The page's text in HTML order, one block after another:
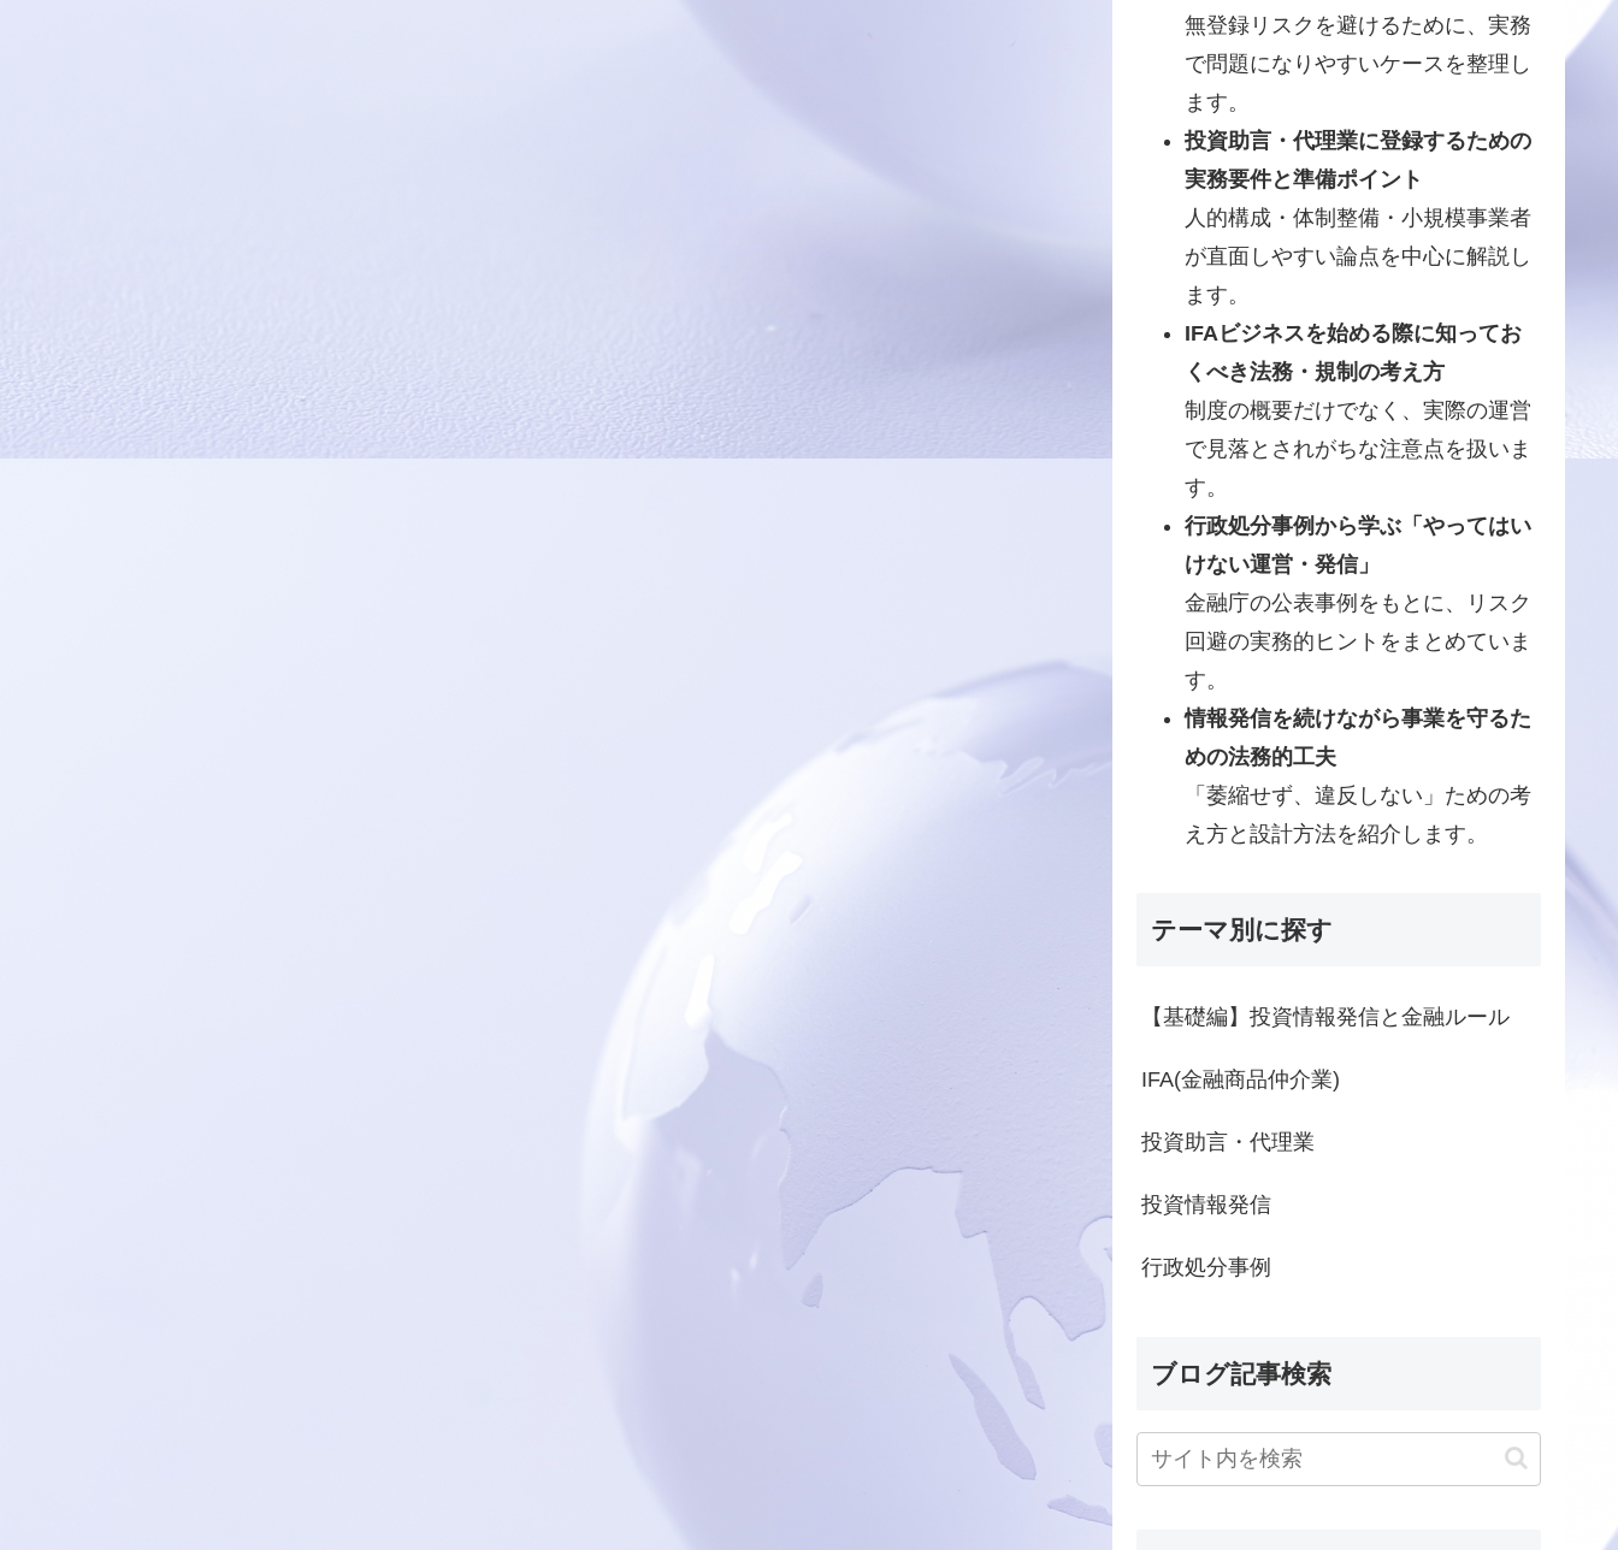
無登録リスクを避けるために、実務
で問題になりやすいケースを整理し
ます。
投資助言・代理業に登録するための
実務要件と準備ポイント
人的構成・体制整備・小規模事業者
が直面しやすい論点を中心に解説し
ます。
IFAビジネスを始める際に知ってお
くべき法務・規制の考え方
制度の概要だけでなく、実際の運営
で見落とされがちな注意点を扱いま
す。
行政処分事例から学ぶ「やってはい
けない運営・発信」
金融庁の公表事例をもとに、リスク
回避の実務的ヒントをまとめていま
す。
情報発信を続けながら事業を守るた
めの法務的工夫
「萎縮せず、違反しない」ための考
え方と設計方法を紹介します。
テーマ別に探す
【基礎編】投資情報発信と金融ルール
IFA(金融商品仲介業)
投資助言・代理業
投資情報発信
行政処分事例
ブログ記事検索